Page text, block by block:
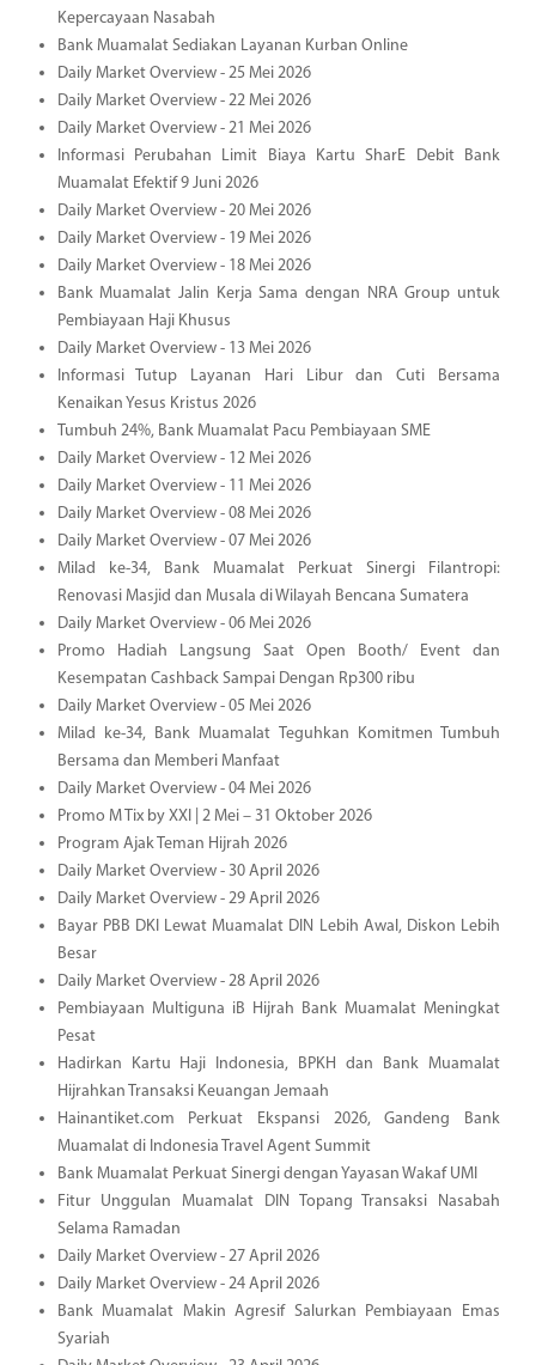
Kepercayaan Nasabah
Bank Muamalat Sediakan Layanan Kurban Online
Daily Market Overview - 25 Mei 2026
Daily Market Overview - 22 Mei 2026
Daily Market Overview - 21 Mei 2026
Informasi Perubahan Limit Biaya Kartu SharE Debit Bank
Muamalat Efektif 9 Juni 2026
Daily Market Overview - 20 Mei 2026
Daily Market Overview - 19 Mei 2026
Daily Market Overview - 18 Mei 2026
Bank Muamalat Jalin Kerja Sama dengan NRA Group untuk
Pembiayaan Haji Khusus
Daily Market Overview - 13 Mei 2026
Informasi Tutup Layanan Hari Libur dan Cuti Bersama
Kenaikan Yesus Kristus 2026
Tumbuh 24%, Bank Muamalat Pacu Pembiayaan SME
Daily Market Overview - 12 Mei 2026
Daily Market Overview - 11 Mei 2026
Daily Market Overview - 08 Mei 2026
Daily Market Overview - 07 Mei 2026
Milad ke-34, Bank Muamalat Perkuat Sinergi Filantropi:
Renovasi Masjid dan Musala di Wilayah Bencana Sumatera
Daily Market Overview - 06 Mei 2026
Promo Hadiah Langsung Saat Open Booth/ Event dan
Kesempatan Cashback Sampai Dengan Rp300 ribu
Daily Market Overview - 05 Mei 2026
Milad ke-34, Bank Muamalat Teguhkan Komitmen Tumbuh
Bersama dan Memberi Manfaat
Daily Market Overview - 04 Mei 2026
Promo M Tix by XXI | 2 Mei – 31 Oktober 2026
Program Ajak Teman Hijrah 2026
Daily Market Overview - 30 April 2026
Daily Market Overview - 29 April 2026
Bayar PBB DKI Lewat Muamalat DIN Lebih Awal, Diskon Lebih
Besar
Daily Market Overview - 28 April 2026
Pembiayaan Multiguna iB Hijrah Bank Muamalat Meningkat
Pesat
Hadirkan Kartu Haji Indonesia, BPKH dan Bank Muamalat
Hijrahkan Transaksi Keuangan Jemaah
Hainantiket.com Perkuat Ekspansi 2026, Gandeng Bank
Muamalat di Indonesia Travel Agent Summit
Bank Muamalat Perkuat Sinergi dengan Yayasan Wakaf UMI
Fitur Unggulan Muamalat DIN Topang Transaksi Nasabah
Selama Ramadan
Daily Market Overview - 27 April 2026
Daily Market Overview - 24 April 2026
Bank Muamalat Makin Agresif Salurkan Pembiayaan Emas
Syariah